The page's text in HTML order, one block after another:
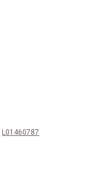
L01460787